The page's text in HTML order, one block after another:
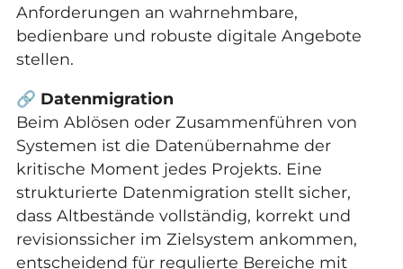
Anforderungen an wahrnehmbare,
bedienbare und robuste digitale Angebote
stellen.
🔗 Datenmigration
Beim Ablösen oder Zusammenführen von
Systemen ist die Datenübernahme der
kritische Moment jedes Projekts. Eine
strukturierte Datenmigration stellt sicher,
dass Altbestände vollständig, korrekt und
revisionssicher im Zielsystem ankommen,
entscheidend für regulierte Bereiche mit